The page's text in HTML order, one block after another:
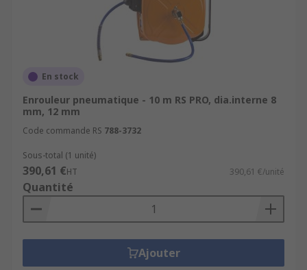
En stock
Enrouleur pneumatique - 10 m RS PRO, dia.interne 8
mm, 12 mm
Code commande RS 788-3732
Sous-total (1 unité)
390,61 €HT 390,61 €/unité
Quantité
Ajouter